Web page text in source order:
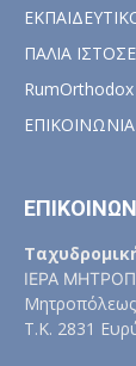
ΠΑΛΙΑ
RumOrthodox
ΕΠΙΚΟΙΝΩΝΙΑ
ΙΕΡΑ
Τ.Κ. 2831